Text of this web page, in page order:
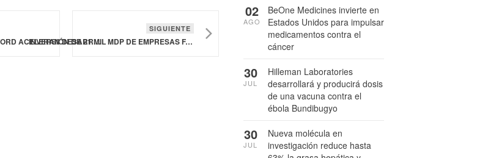
MODERNA Y OXFORD ACELERAN DESARROLLO DE NUEVAS VACUNAS CONTRA EL ÉBOLA
SIGUIENTE
INVERSIÓN DE 21 MIL MDP DE EMPRESAS FARMACÉUTICAS INCREMENTARÁ PRODUCCIÓN DE MEDICAMENTOS Y FORTALECERÁ LA INDUSTRIA EN MÉXICO
BeOne Medicines invierte en
Estados Unidos para impulsar
medicamentos contra el
cáncer
02
AGO
Hilleman Laboratories
desarrollará y producirá dosis
de una vacuna contra el
ébola Bundibugyo
30
JUL
Nueva molécula en
investigación reduce hasta
30
JUL